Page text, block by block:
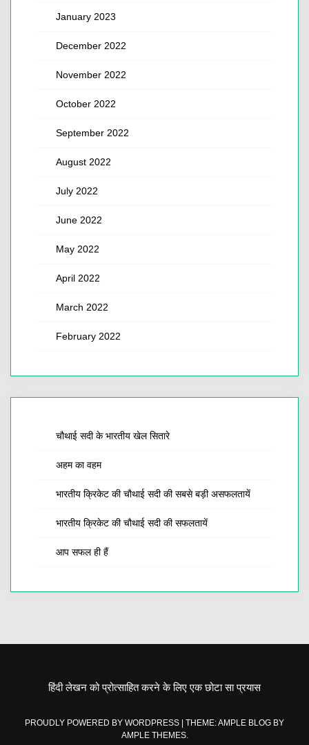
January 2023
December 2022
November 2022
October 2022
September 2022
August 2022
July 2022
June 2022
May 2022
April 2022
March 2022
February 2022
चौथाई सदी के भारतीय खेल सितारे
अहम का वहम
भारतीय क्रिकेट की चौथाई सदी की सबसे बड़ी असफलतायें
भारतीय क्रिकेट की चौथाई सदी की सफलतायें
आप सफल ही हैं
हिंदी लेखन को प्रोत्साहित करने के लिए एक छोटा सा प्रयास
PROUDLY POWERED BY WORDPRESS
THEME: AMPLE BLOG BY
AMPLE THEMES.